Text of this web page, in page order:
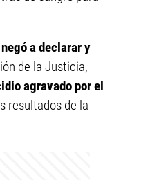
a declarar y
de la Justicia,
agravado por el
resultados de la